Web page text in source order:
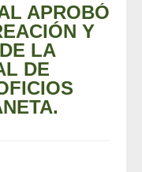
APROBÓ
Y
LA
DE